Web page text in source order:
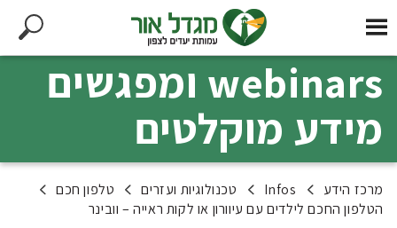
webinars ומפגשים
מידע מוקלטים
מרכז הידע Infos טכנולוגיות ועזרים
טלפון חכם
הטלפון החכם לילדים עם עיוורון או לקות ראייה – וובינר